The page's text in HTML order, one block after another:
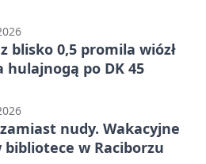
blisko 0,5 promila wiózł
hulajnogą po DK 45
nudy. Wakacyjne
w Raciborzu